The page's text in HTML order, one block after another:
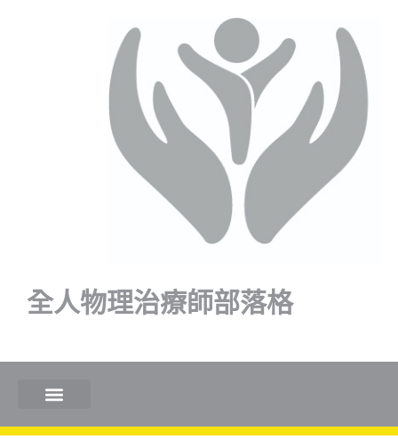
全人物理治療師部落格